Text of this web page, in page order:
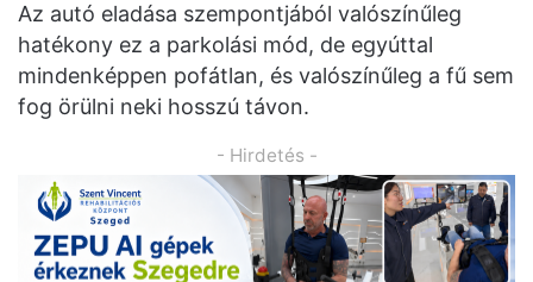
Az autó eladása szempontjából valószínűleg
hatékony ez a parkolási mód, de egyúttal
mindenképpen pofátlan, és valószínűleg a fű sem
fog örülni neki hosszú távon.
- Hirdetés -